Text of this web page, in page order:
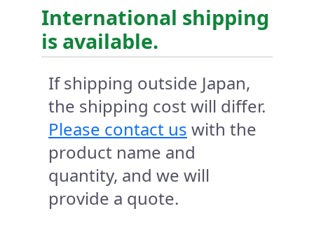
International shipping
is available.
If shipping outside Japan,
the shipping cost will differ.
Please contact us with the
product name and
quantity, and we will
provide a quote.